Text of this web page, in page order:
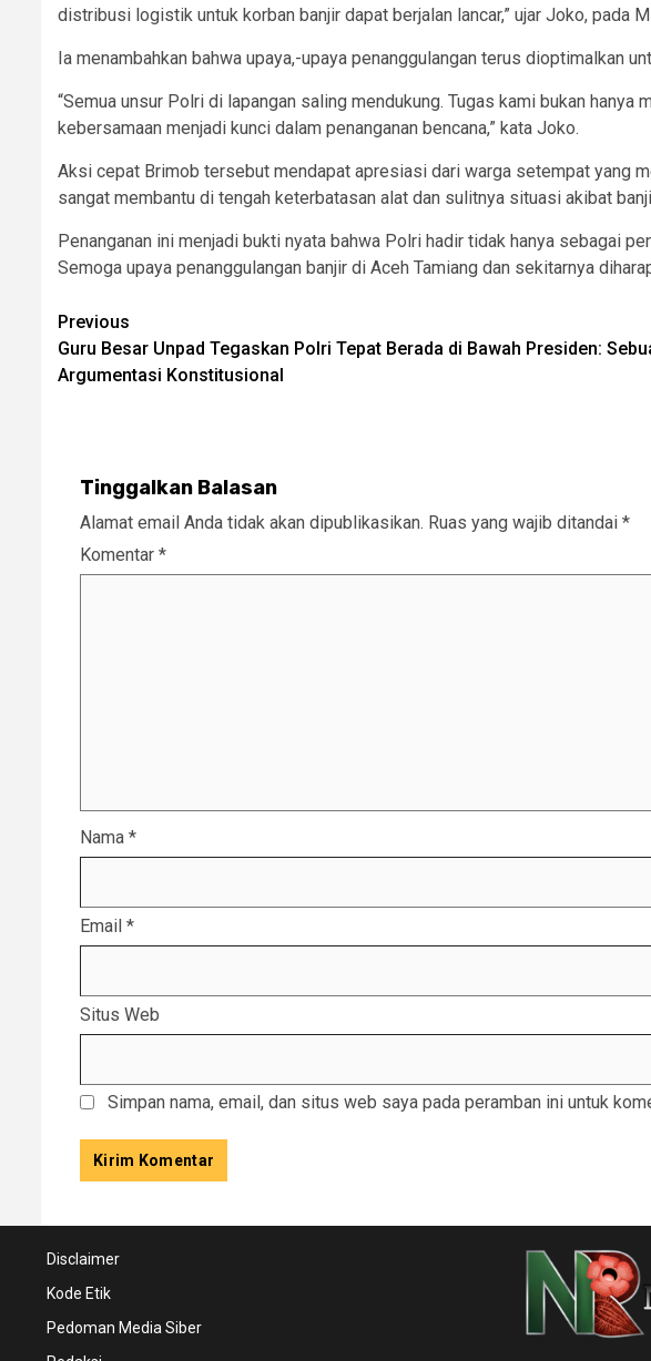
distribusi logistik untuk korban banjir dapat berjalan lancar,” ujar Joko, pada
Ia menambahkan bahwa upaya,-upaya penanggulangan terus dioptimalkan
“Semua unsur Polri di lapangan saling mendukung. Tugas kami bukan
kebersamaan menjadi kunci dalam penanganan bencana,” kata Joko.
Aksi cepat Brimob tersebut mendapat apresiasi dari warga setempat yang
sangat membantu di tengah keterbatasan alat dan sulitnya situasi akibat
Penanganan ini menjadi bukti nyata bahwa Polri hadir tidak hanya sebagai
Semoga upaya penanggulangan banjir di Aceh Tamiang dan sekitarnya
Post
navigation
Previous
Guru Besar Unpad Tegaskan Polri Tepat Berada di Bawah Presiden:
Argumentasi Konstitusional
Tinggalkan Balasan
Alamat email Anda tidak akan dipublikasikan. Ruas yang wajib ditandai *
Komentar *
Nama *
Email *
Situs Web
Simpan nama, email, dan situs web saya pada peramban ini untuk
Disclaimer
Kode Etik
Pedoman Media Siber